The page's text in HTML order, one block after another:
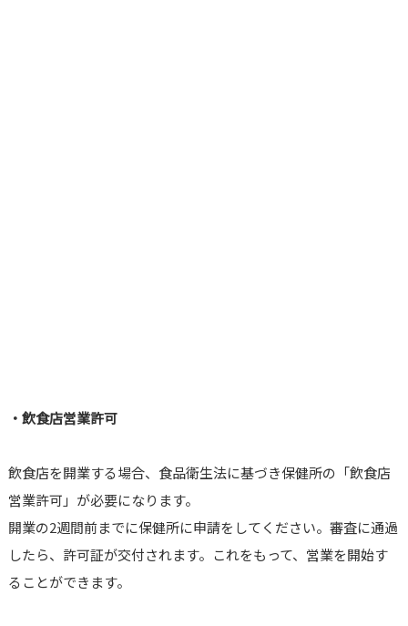
・飲食店営業許可
飲食店を開業する場合、食品衛生法に基づき保健所の「飲食店
営業許可」が必要になります。
開業の2週間前までに保健所に申請をしてください。審査に通過
したら、許可証が交付されます。これをもって、営業を開始す
ることができます。